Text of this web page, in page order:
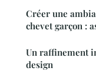
Créer une
chevet garçon :
Un raffinement
design